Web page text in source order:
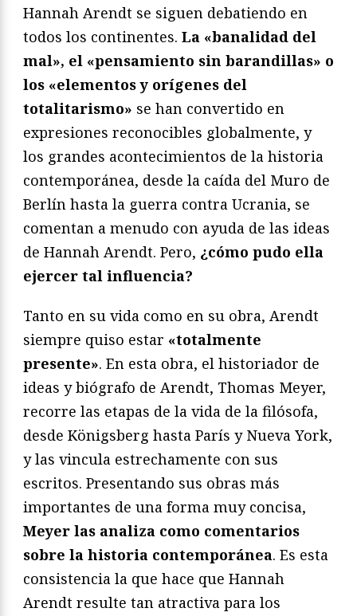
Hannah Arendt se siguen debatiendo en
todos los continentes. La «banalidad del
mal», el «pensamiento sin barandillas» o
los «elementos y orígenes del
totalitarismo» se han convertido en
expresiones reconocibles globalmente, y
los grandes acontecimientos de la historia
contemporánea, desde la caída del Muro de
Berlín hasta la guerra contra Ucrania, se
comentan a menudo con ayuda de las ideas
de Hannah Arendt. Pero, ¿cómo pudo ella
ejercer tal influencia?
Tanto en su vida como en su obra, Arendt
siempre quiso estar «totalmente
presente». En esta obra, el historiador de
ideas y biógrafo de Arendt, Thomas Meyer,
recorre las etapas de la vida de la filósofa,
desde Königsberg hasta París y Nueva York,
y las vincula estrechamente con sus
escritos. Presentando sus obras más
importantes de una forma muy concisa,
Meyer las analiza como comentarios
sobre la historia contemporánea. Es esta
consistencia la que hace que Hannah
Arendt resulte tan atractiva para los